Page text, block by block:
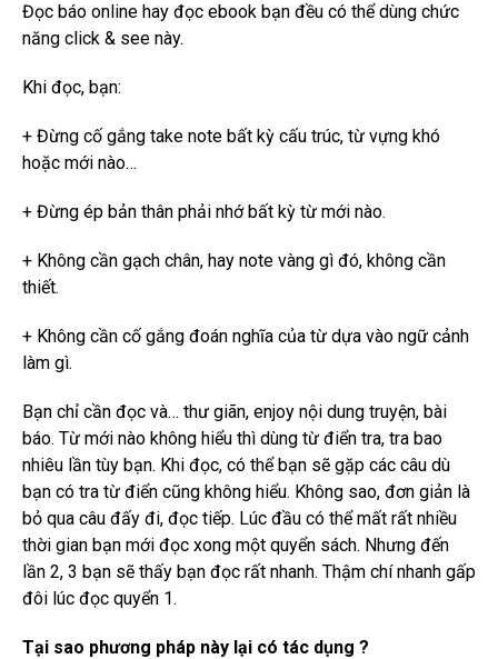
Đọc báo online hay đọc ebook bạn đều có thể dùng chức
năng click & see này.
Khi đọc, bạn:
+ Đừng cố gắng take note bất kỳ cấu trúc, từ vựng khó
hoặc mới nào…
+ Đừng ép bản thân phải nhớ bất kỳ từ mới nào.
+ Không cần gạch chân, hay note vàng gì đó, không cần
thiết.
+ Không cần cố gắng đoán nghĩa của từ dựa vào ngữ cảnh
làm gì.
Bạn chỉ cần đọc và… thư giãn, enjoy nội dung truyện, bài
báo. Từ mới nào không hiểu thì dùng từ điển tra, tra bao
nhiêu lần tùy bạn. Khi đọc, có thể bạn sẽ gặp các câu dù
bạn có tra từ điển cũng không hiểu. Không sao, đơn giản là
bỏ qua câu đấy đi, đọc tiếp. Lúc đầu có thể mất rất nhiều
thời gian bạn mới đọc xong một quyển sách. Nhưng đến
lần 2, 3 bạn sẽ thấy bạn đọc rất nhanh. Thậm chí nhanh gấp
đôi lúc đọc quyển 1.
Tại sao phương pháp này lại có tác dụng ?